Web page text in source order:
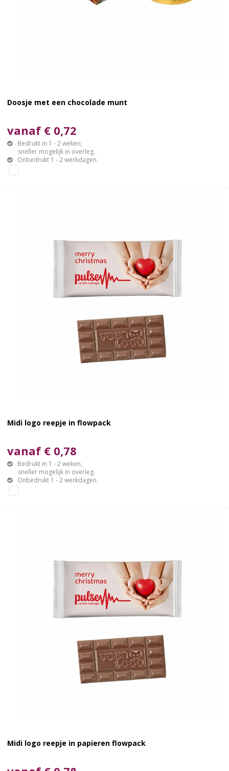
Doosje met een chocolade munt
vanaf € 0,72
Bedrukt in 1 - 2 weken,
sneller mogelijk in overleg.
Onbedrukt 1 - 2 werkdagen.
Midi logo reepje in flowpack
vanaf € 0,78
Bedrukt in 1 - 2 weken,
sneller mogelijk in overleg.
Onbedrukt 1 - 2 werkdagen.
Midi logo reepje in papieren flowpack